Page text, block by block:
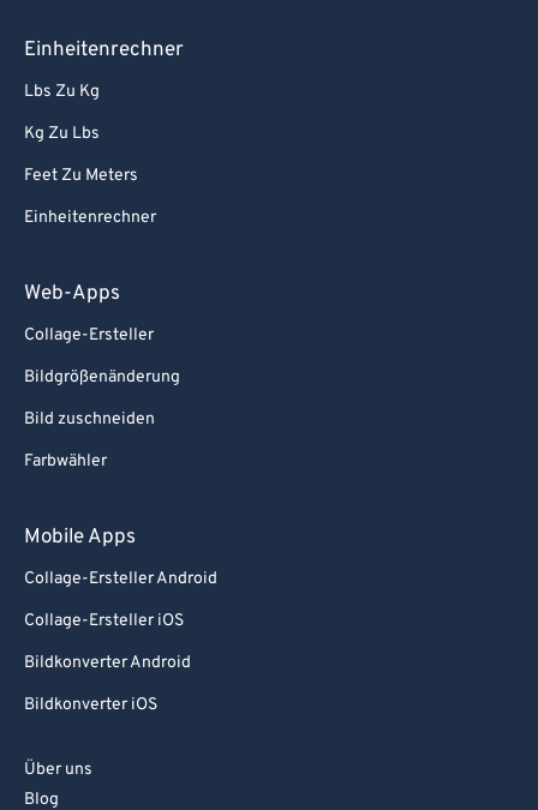
Einheitenrechner
Lbs Zu Kg
Kg Zu Lbs
Feet Zu Meters
Einheitenrechner
Web-Apps
Collage-Ersteller
Bildgrößenänderung
Bild zuschneiden
Farbwähler
Mobile Apps
Collage-Ersteller Android
Collage-Ersteller iOS
Bildkonverter Android
Bildkonverter iOS
Über uns
Blog